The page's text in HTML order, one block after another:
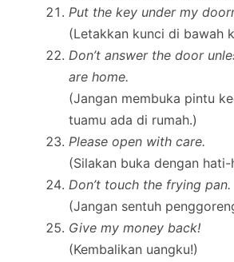
Put the key under my
(Letakkan kunci di bawah
Don’t answer the door
are home.
(Jangan membuka pintu
tuamu ada di rumah.)
Please open with care.
(Silakan buka dengan hati-
Don’t touch the frying pan.
(Jangan sentuh
Give my money back!
(Kembalikan uangku!)